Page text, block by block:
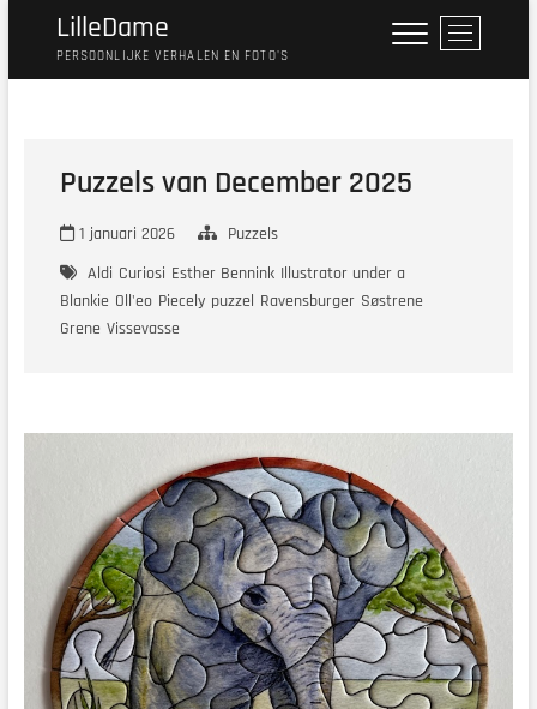
LilleDame
PERSOONLIJKE VERHALEN EN FOTO'S
M
e
n
Puzzels van December 2025
1 januari 2026
Puzzels
Aldi Curiosi Esther Bennink Illustrator under a
Blankie Oll'eo Piecely puzzel Ravensburger Søstrene
Grene Vissevasse